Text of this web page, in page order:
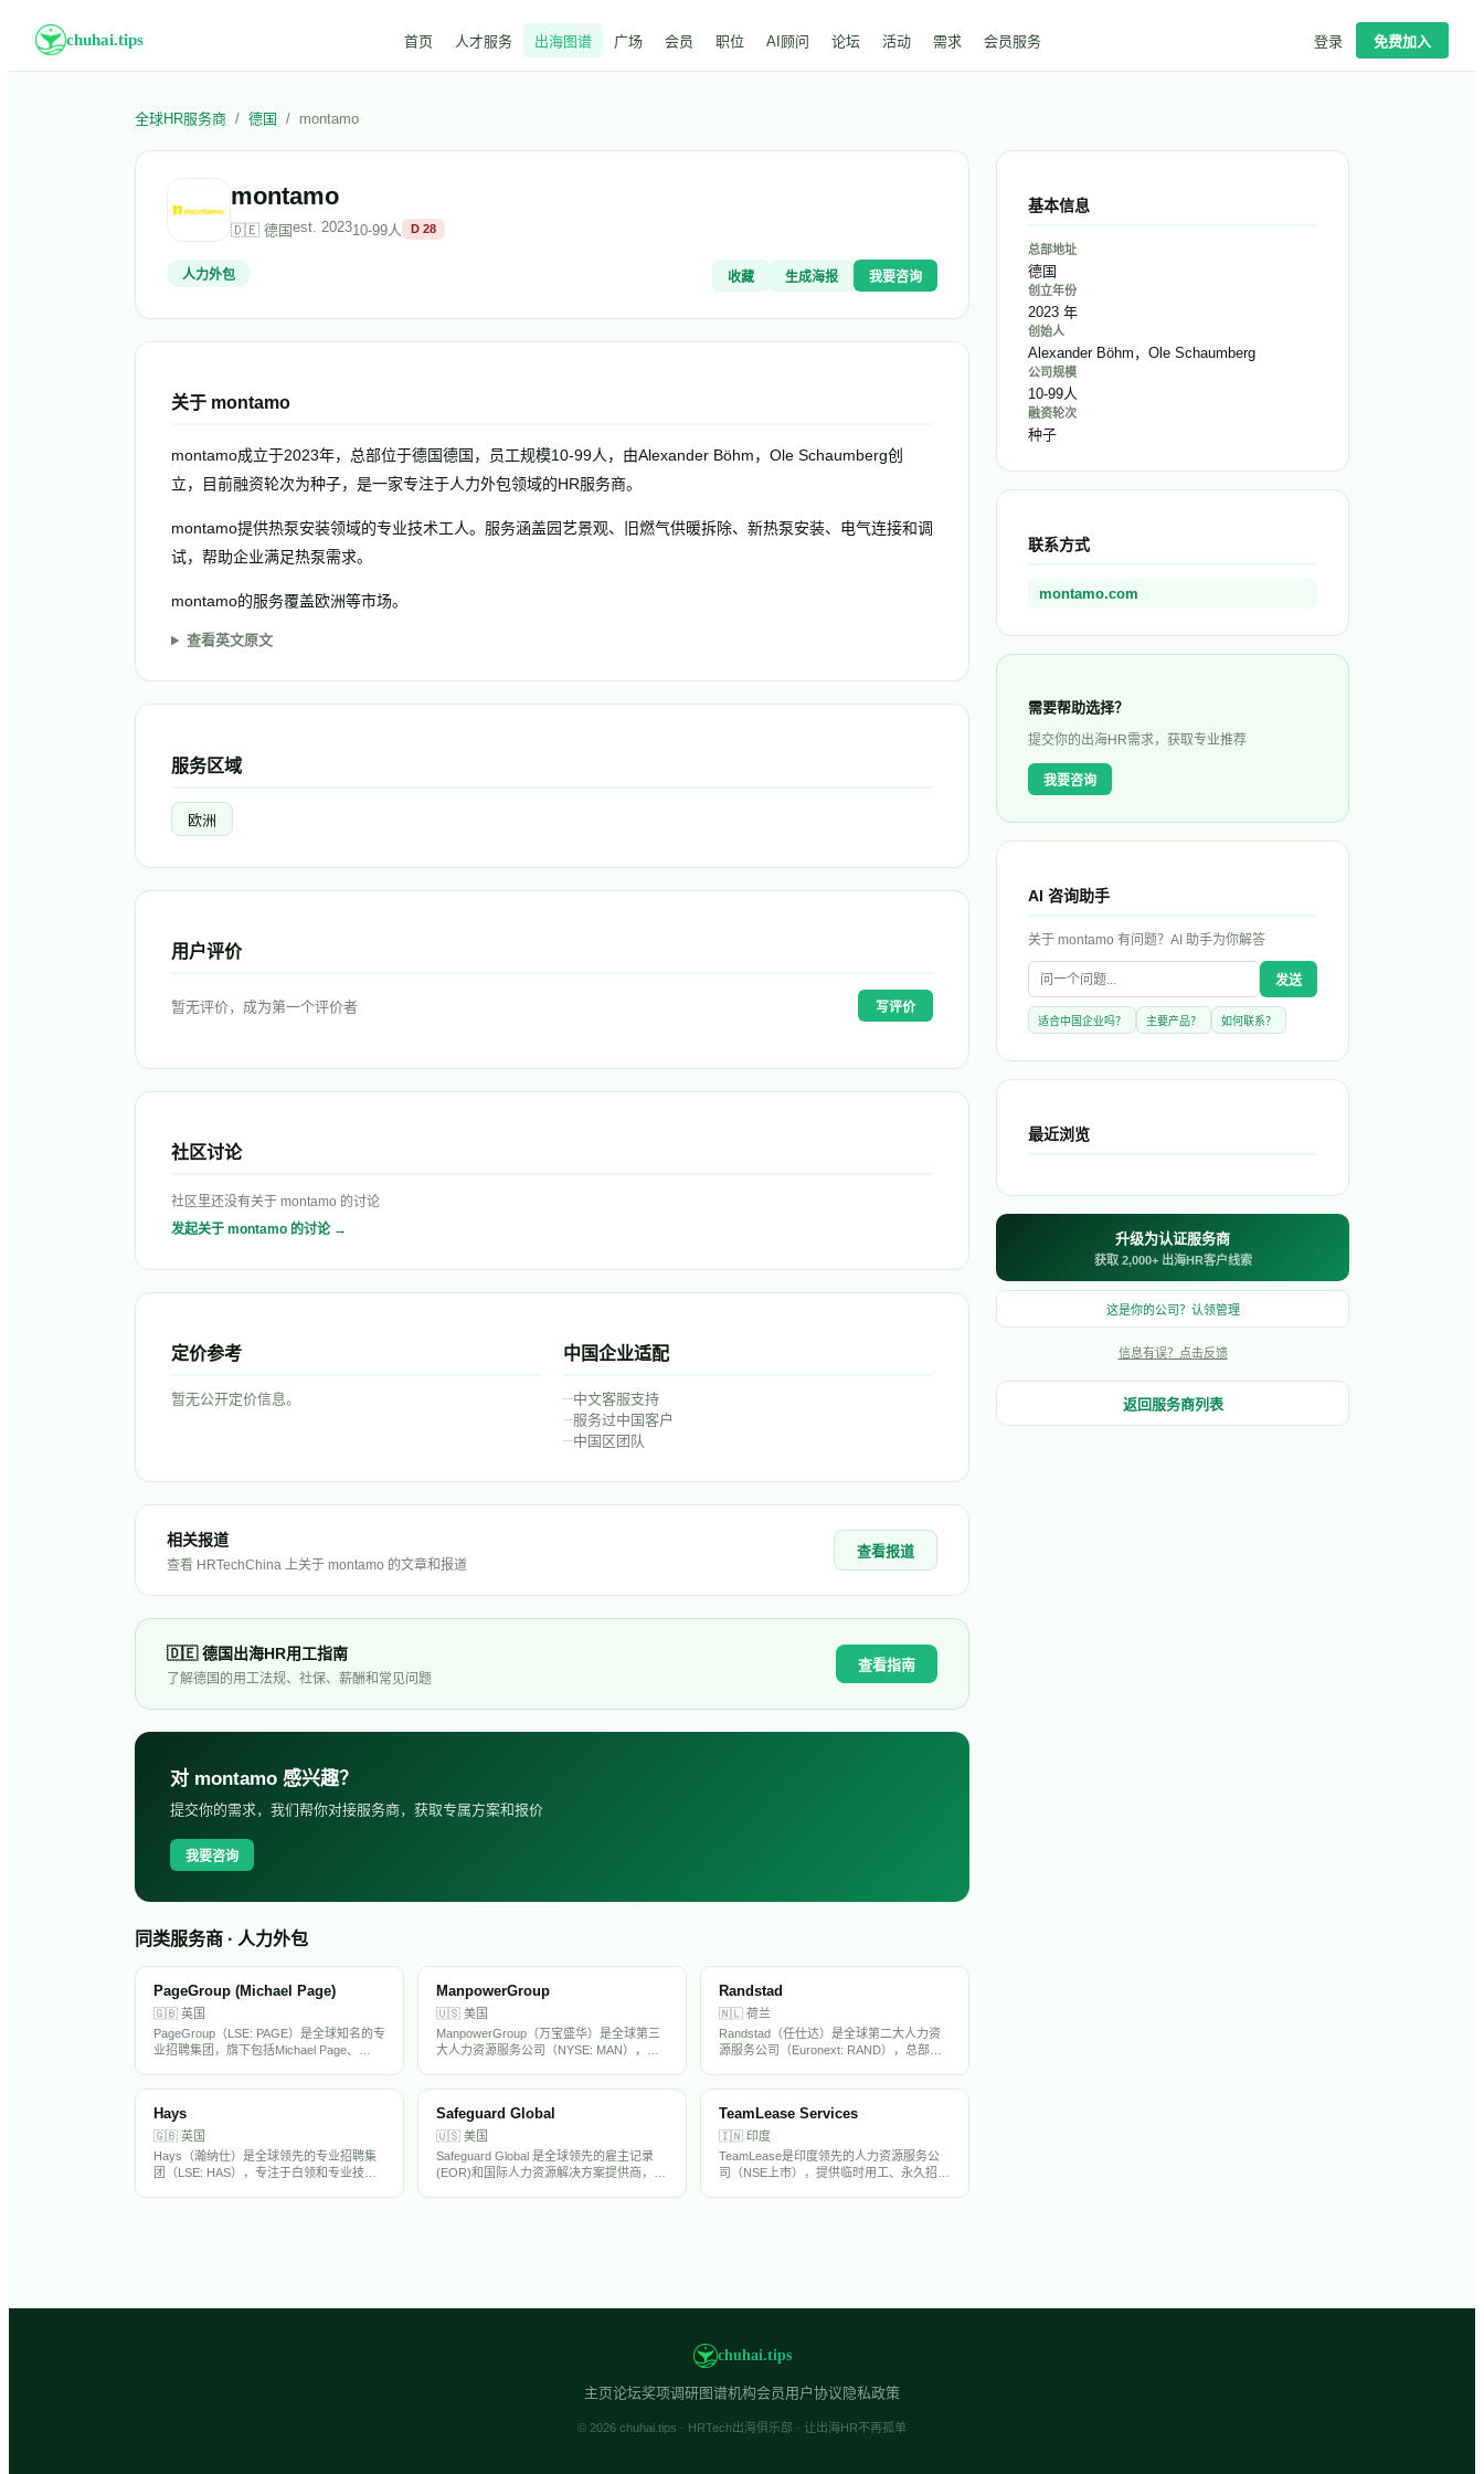
chuhai.tips 首页 人才服务 出海图谱 广场 会员 职位 AI顾问 论坛 活动 需求 会员服务 登录 免费加入
全球HR服务商 / 德国 / montamo
montamo
🇩🇪 德国est. 202310-99人 D 28
人力外包 收藏 生成海报 我要咨询
关于 montamo
montamo成立于2023年，总部位于德国德国，员工规模10-99人，由Alexander Böhm，Ole Schaumberg创
立，目前融资轮次为种子，是一家专注于人力外包领域的HR服务商。
montamo提供热泵安装领域的专业技术工人。服务涵盖园艺景观、旧燃气供暖拆除、新热泵安装、电气连接和调
试，帮助企业满足热泵需求。
montamo的服务覆盖欧洲等市场。
查看英文原文
服务区域
欧洲
用户评价
暂无评价，成为第一个评价者 写评价
社区讨论
社区里还没有关于 montamo 的讨论
发起关于 montamo 的讨论 →
定价参考
暂无公开定价信息。
中国企业适配
–中文客服支持
–服务过中国客户
–中国区团队
相关报道
查看 HRTechChina 上关于 montamo 的文章和报道
查看报道
🇩🇪 德国出海HR用工指南
了解德国 的用工法规、社保、薪酬和常见问题
查看指南
对 montamo 感兴趣？
提交你的需求，我们帮你对接服务商，获取专属方案和报价
我要咨询
同类服务商 · 人力外包
PageGroup (Michael Page)
🇬🇧 英国
PageGroup（LSE: PAGE）是全球知名的专
业招聘集团，旗下包括Michael Page、
程、法律等专业领域。PageGroup在中国大
陆和香港均有运营，是出海企业常用的海外
招聘伙伴。
ManpowerGroup
🇺🇸 美国
ManpowerGroup（万宝盛华）是全球第三
大人力资源服务公司（NYSE: MAN），旗
动力解决方案，年营收约190亿美元。万宝
盛华在中国市场深耕多年，是出海企业的重
要HR服务伙伴。
Randstad
🇳🇱 荷兰
Randstad（任仕达）是全球第二大人力资
源服务公司（Euronext: RAND），总部位
分支机构，是出海企业海外招聘的重要合作
伙伴。
Hays
🇬🇧 英国
Hays（瀚纳仕）是全球领先的专业招聘集
团（LSE: HAS），专注于白领和专业技术
Safeguard Global
🇺🇸 美国
Safeguard Global 是全球领先的雇主记录
(EOR)和国际人力资源解决方案提供商，帮
TeamLease Services
🇮🇳 印度
TeamLease是印度领先的人力资源服务公
司（NSE上市），提供临时用工、永久招
基本信息
总部地址
德国
创立年份
2023 年
创始人
Alexander Böhm，Ole Schaumberg
公司规模
10-99人
融资轮次
种子
联系方式
montamo.com
需要帮助选择？
提交你的出海HR需求，获取专业推荐
我要咨询
AI 咨询助手
关于 montamo 有问题？AI 助手为你解答
发送
适合中国企业吗？ 主要产品？ 如何联系？
最近浏览
升级为认证服务商
获取 2,000+ 出海HR客户线索
这是你的公司？认领管理
信息有误？点击反馈
返回服务商列表
chuhai.tips
主页论坛奖项调研图谱机构会员 用户协议 隐私政策
© 2026 chuhai.tips · HRTech出海俱乐部 · 让出海HR不再孤单